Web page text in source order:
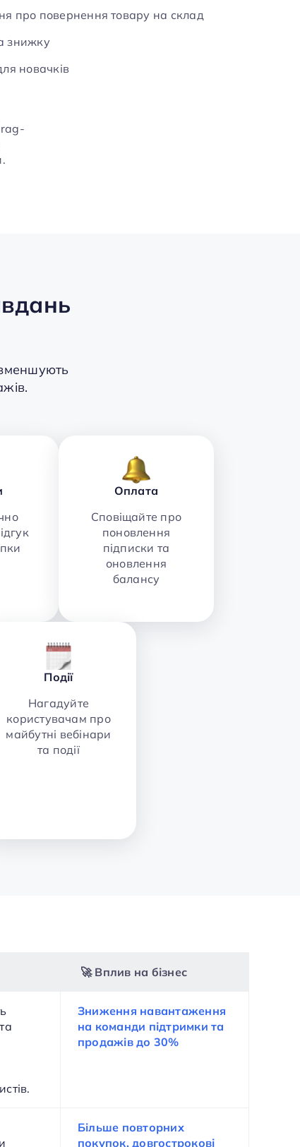
про повернення товару на склад
знижку
новачків
Оплата
Сповіщайте про
поновлення
підписки та
оновлення
балансу
Події
Нагадуйте
користувачам про
майбутні вебінари
та події
🚀 Вплив на бізнес
Зниження навантаження
на команди підтримки та
продажів до 30%
Більше повторних
покупок, довгострокові